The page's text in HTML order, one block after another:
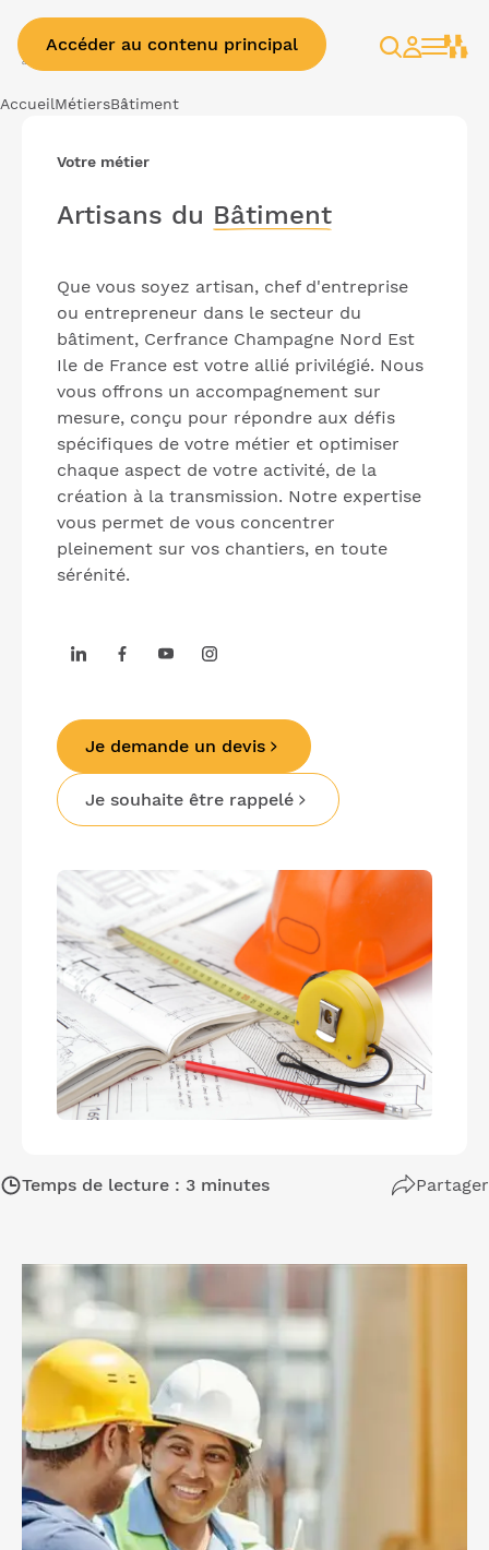
Accéder au contenu principal
Rechercher
Espace
AccueilMétiersBâtiment
Votre métier
Artisans du Bâtiment
Que vous soyez artisan, chef d'entreprise
ou entrepreneur dans le secteur du
bâtiment, Cerfrance Champagne Nord Est
Ile de France est votre allié privilégié. Nous
vous offrons un accompagnement sur
mesure, conçu pour répondre aux défis
spécifiques de votre métier et optimiser
chaque aspect de votre activité, de la
création à la transmission. Notre expertise
vous permet de vous concentrer
pleinement sur vos chantiers, en toute
sérénité.
Je demande un devis
Je souhaite être rappelé
Temps de lecture : 3 minutes Partager